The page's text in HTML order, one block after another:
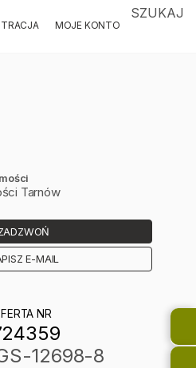
MOJE KONTO
SZUKAJ
Tarnów
E-MAIL
NR
12698-8